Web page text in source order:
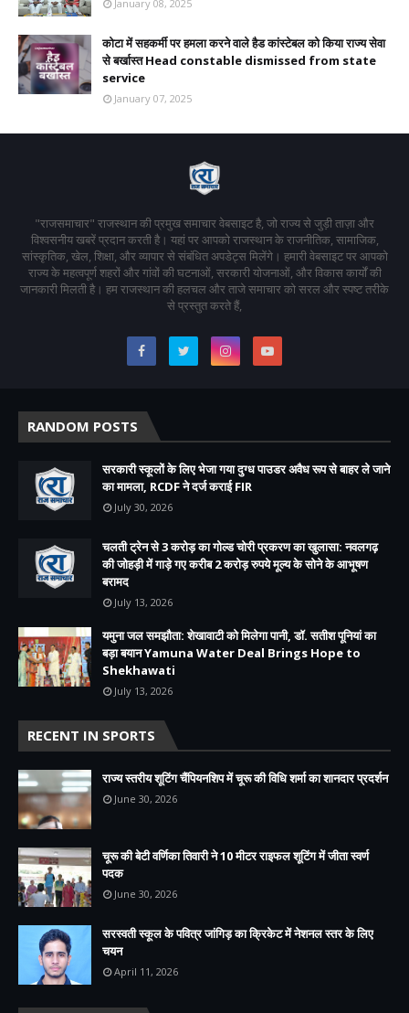
January 08, 2025
कोटा में सहकर्मी पर हमला करने वाले हैड कांस्टेबल को किया राज्य सेवा
से बर्खास्त Head constable dismissed from state
service
January 07, 2025
"राजसमाचार" राजस्थान की प्रमुख समाचार वेबसाइट है, जो राज्य से जुड़ी ताज़ा और
विश्वसनीय खबरें प्रदान करती है। यहां पर आपको राजस्थान के राजनीतिक, सामाजिक,
सांस्कृतिक, खेल, शिक्षा, और व्यापार से संबंधित अपडेट्स मिलेंगे। हमारी वेबसाइट पर आपको
राज्य के महत्वपूर्ण शहरों और गांवों की घटनाओं, सरकारी योजनाओं, और विकास कार्यों की
जानकारी मिलती है। हम राजस्थान की हलचल और ताजे समाचार को सरल और स्पष्ट तरीके
से प्रस्तुत करते हैं,
RANDOM POSTS
सरकारी स्कूलों के लिए भेजा गया दुग्ध पाउडर अवैध रूप से बाहर ले जाने
का मामला, RCDF ने दर्ज कराई FIR
July 30, 2026
चलती ट्रेन से 3 करोड़ का गोल्ड चोरी प्रकरण का खुलासा: नवलगढ़
की जोहड़ी में गाड़े गए करीब 2 करोड़ रुपये मूल्य के सोने के आभूषण
बरामद
July 13, 2026
यमुना जल समझौता: शेखावाटी को मिलेगा पानी, डॉ. सतीश पूनियां का
बड़ा बयान Yamuna Water Deal Brings Hope to
Shekhawati
July 13, 2026
RECENT IN SPORTS
राज्य स्तरीय शूटिंग चैंपियनशिप में चूरू की विधि शर्मा का शानदार प्रदर्शन
June 30, 2026
चूरू की बेटी वर्णिका तिवारी ने 10 मीटर राइफल शूटिंग में जीता स्वर्ण
पदक
June 30, 2026
सरस्वती स्कूल के पवित्र जांगिड़ का क्रिकेट में नेशनल स्तर के लिए
चयन
April 11, 2026